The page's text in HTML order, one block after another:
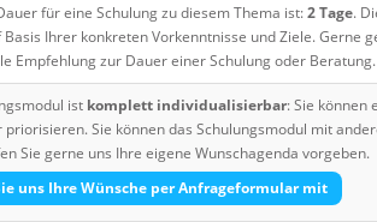
für eine Schulung zu diesem Thema ist:2 Tage.
Ihrer konkreten Vorkenntnisse und Ziele. Gerne
Empfehlung zur Dauer einer Schulung oder Beratung.
ist komplett individualisierbar: Sie können
Sie können das Schulungsmodul mit
Sie gerne uns Ihre eigene Wunschagenda vorgeben.
uns Ihre Wünsche per Anfrageformular mit